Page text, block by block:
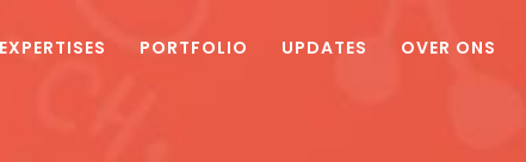
EXPERTISES PORTFOLIO UPDATES OVER ONS